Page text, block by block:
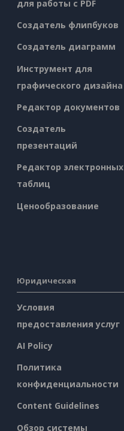
для работы с PDF
Создатель флипбуков
Создатель диаграмм
Инструмент для
графического дизайна
Редактор документов
Создатель
презентаций
Редактор электронных
таблиц
Ценообразование
Юридическая
Условия
предоставления услуг
AI Policy
Политика
конфиденциальности
Content Guidelines
Обзор системы